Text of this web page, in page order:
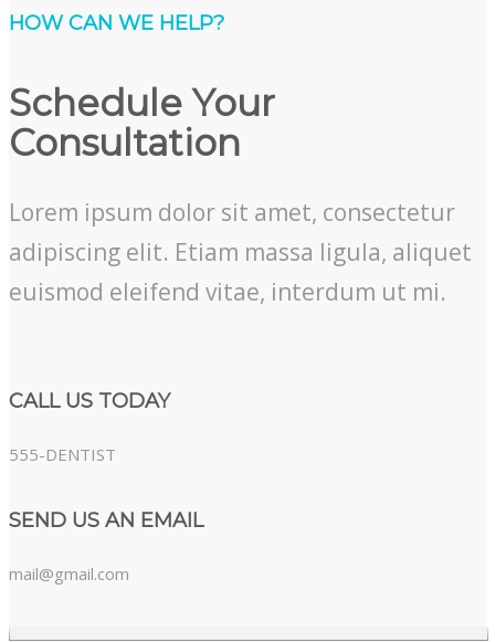
HOW CAN WE HELP?
Schedule Your
Consultation
Lorem ipsum dolor sit amet, consectetur
adipiscing elit. Etiam massa ligula, aliquet
euismod eleifend vitae, interdum ut mi.
CALL US TODAY
555-DENTIST
SEND US AN EMAIL
mail@gmail.com